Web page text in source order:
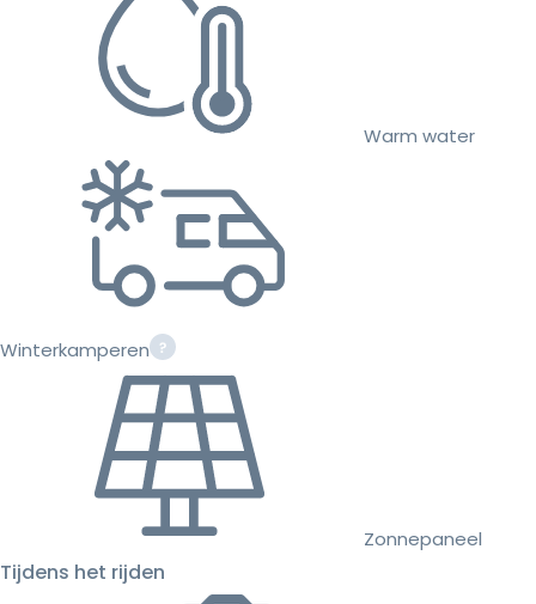
Warm water
Winterkamperen
Zonnepaneel
Tijdens het rijden